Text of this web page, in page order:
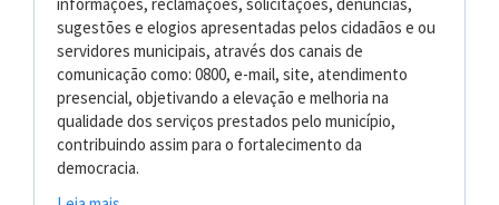
sugestões e elogios apresentadas pelos cidadãos e ou
servidores municipais, através dos canais de
comunicação como: 0800, e-mail, site, atendimento
presencial, objetivando a elevação e melhoria na
qualidade dos serviços prestados pelo município,
contribuindo assim para o fortalecimento da
democracia.